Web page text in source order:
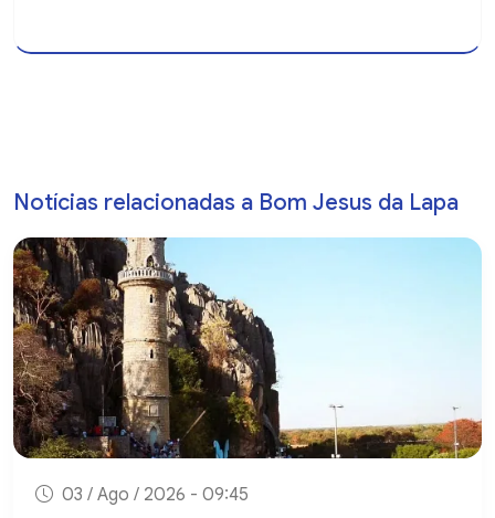
Notícias relacionadas a Bom Jesus da Lapa
03 / Ago / 2026 - 09:45